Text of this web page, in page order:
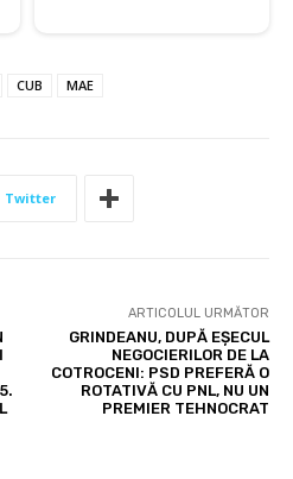
CUB MAE
Twitter
ARTICOLUL URMĂTOR
GRINDEANU, DUPĂ EȘECUL
NEGOCIERILOR DE LA
COTROCENI: PSD PREFERĂ O
ROTATIVĂ CU PNL, NU UN
PREMIER TEHNOCRAT